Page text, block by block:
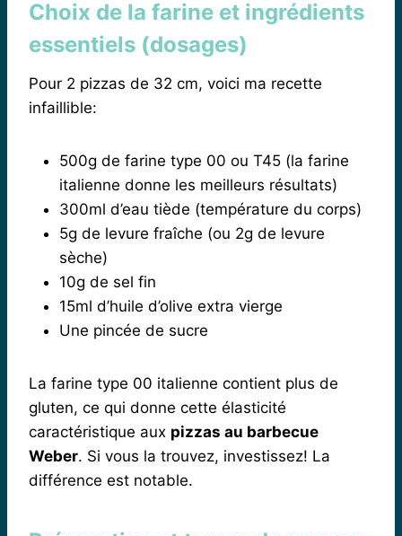
Choix de la farine et ingrédients
essentiels (dosages)
Pour 2 pizzas de 32 cm, voici ma recette
infaillible:
500g de farine type 00 ou T45 (la farine
italienne donne les meilleurs résultats)
300ml d’eau tiède (température du corps)
5g de levure fraîche (ou 2g de levure
sèche)
10g de sel fin
15ml d’huile d’olive extra vierge
Une pincée de sucre
La farine type 00 italienne contient plus de
gluten, ce qui donne cette élasticité
caractéristique aux pizzas au barbecue
Weber. Si vous la trouvez, investissez! La
différence est notable.